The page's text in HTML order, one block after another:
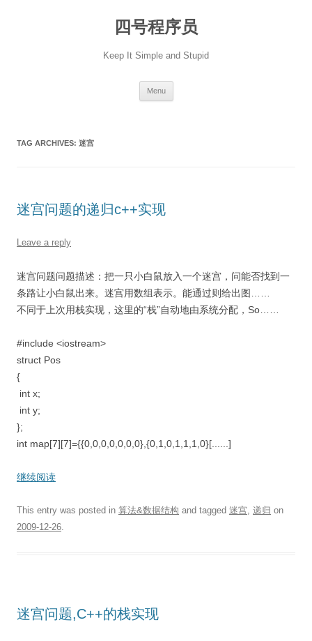
四号程序员
Keep It Simple and Stupid
Menu
TAG ARCHIVES: 迷宫
迷宫问题的递归c++实现
Leave a reply
迷宫问题问题描述：把一只小白鼠放入一个迷宫，问能否找到一
条路让小白鼠出来。迷宫用数组表示。能通过则给出图……
不同于上次用栈实现，这里的“栈”自动地由系统分配，So……
#include <iostream>
struct Pos
{
int x;
int y;
};
int map[7][7]={{0,0,0,0,0,0,0},{0,1,0,1,1,1,0}[......]
继续阅读
This entry was posted in 算法&数据结构 and tagged 迷宫, 递归 on
2009-12-26.
迷宫问题,C++的栈实现